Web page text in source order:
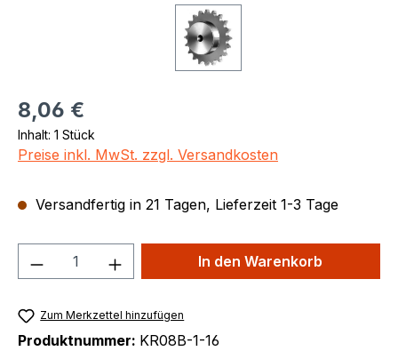
Regulärer Preis:
8,06 €
Inhalt: 1 Stück
Preise inkl. MwSt. zzgl. Versandkosten
Versandfertig in 21 Tagen, Lieferzeit 1-3 Tage
Produkt Anzahl: Gib denIn den Warenkorb
Zum Merkzettel hinzufügen
Produktnummer: KR08B-1-16